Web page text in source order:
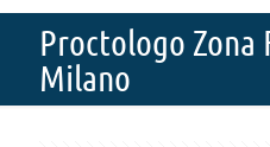
Proctologo Zona
Milano